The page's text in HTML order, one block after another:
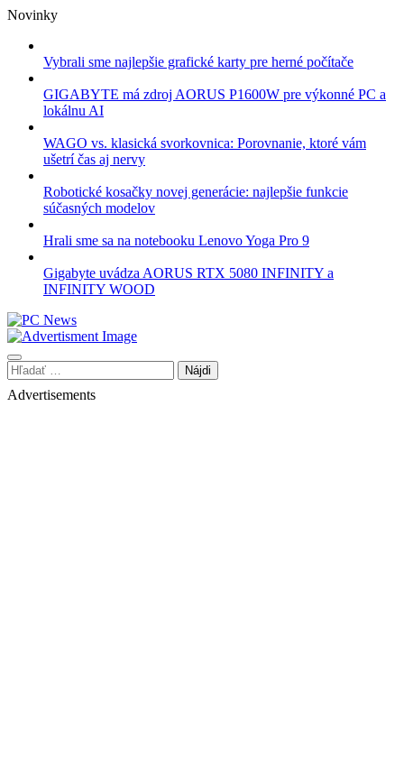
Skip
content
Novinky
Vybrali sme najlepšie grafické karty pre herné počítače
GIGABYTE má zdroj AORUS P1600W pre výkonné PC a
lokálnu AI
WAGO vs. klasická svorkovnica: Porovnanie, ktoré vám
ušetrí čas aj nervy
Robotické kosačky novej generácie: najlepšie funkcie
súčasných modelov
Hrali sme sa na notebooku Lenovo Yoga Pro 9
Gigabyte uvádza AORUS RTX 5080 INFINITY a
INFINITY WOOD
Hľadať:
Advertisements